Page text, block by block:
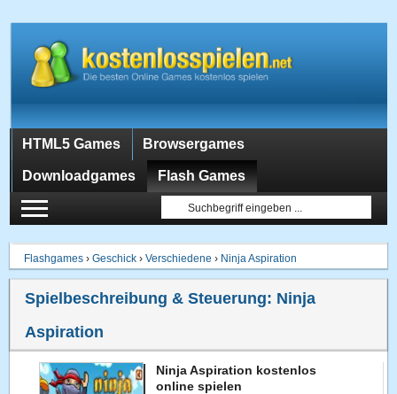
HTML5 Games Browsergames
Downloadgames Flash Games
Flashgames ›Geschick ›Verschiedene › Ninja Aspiration
Spielbeschreibung & Steuerung: Ninja
Aspiration
Ninja Aspiration kostenlos
online spielen